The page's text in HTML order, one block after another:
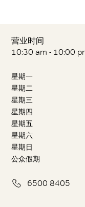
营业时间
10:30 am - 10:00
星期一
星期二
星期三
星期四
星期五
星期六
星期日
公众假期
6500 8405